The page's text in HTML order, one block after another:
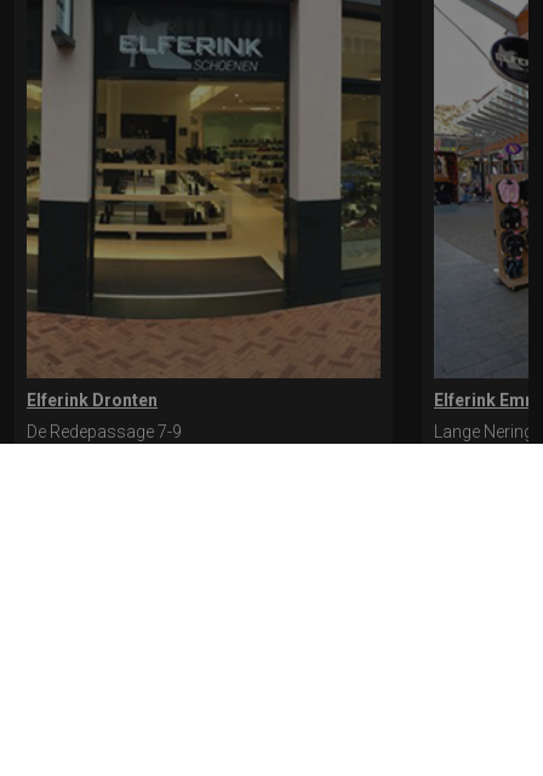
Elferink Dronten
De Redepassage 7-9
Elferink
Lange Nering